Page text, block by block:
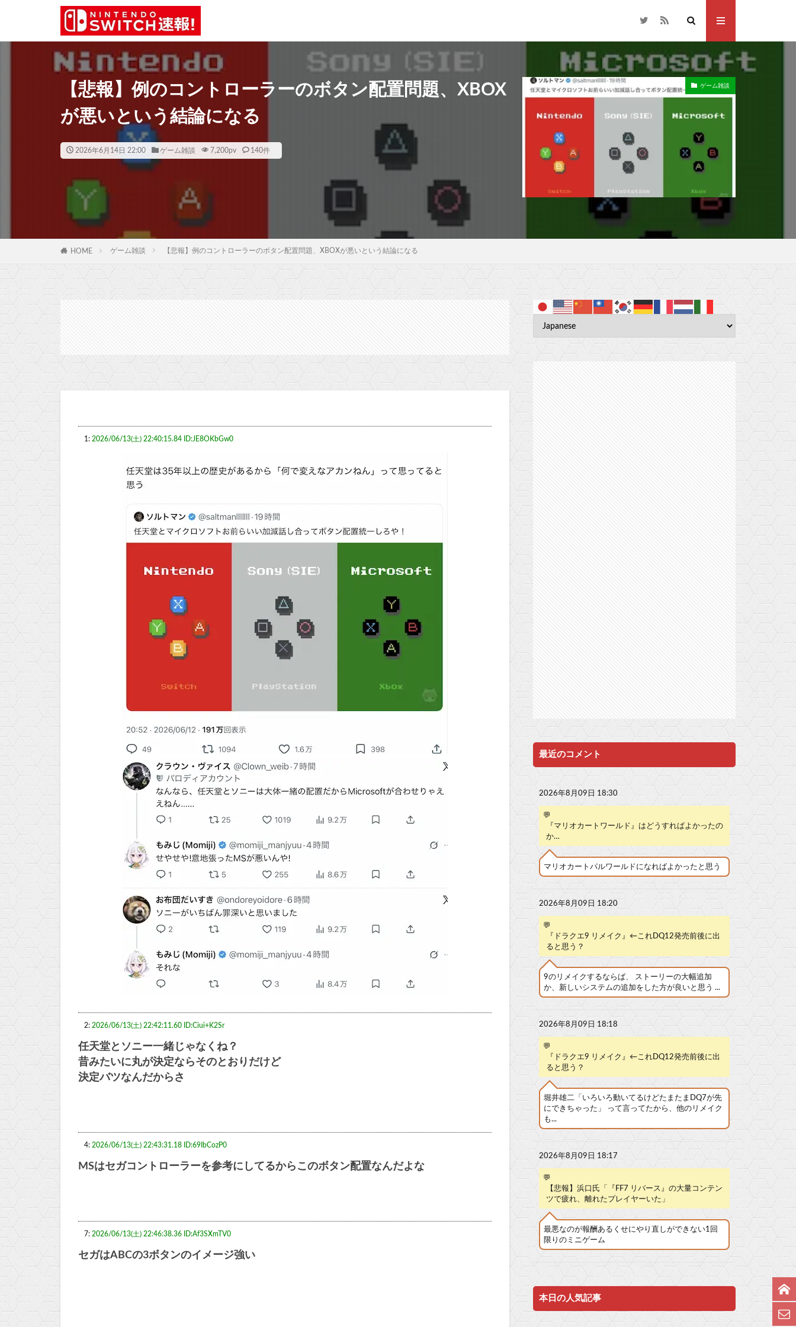
【悲報】例のコントローラーのボタン配置問題、XBOX
が悪いという結論になる
2026年6月14日 22:00 ゲーム雑談 7,200pv 140件
ゲーム雑談
HOME ゲーム雑談 【悲報】例のコントローラーのボタン配置問題、XBOXが悪いという結論になる
1: 2026/06/13(土) 22:40:15.84 ID:JE8OKbGw0
2: 2026/06/13(土) 22:42:11.60 ID:Ciui+K2Sr
任天堂とソニー一緒じゃなくね？
昔みたいに丸が決定ならそのとおりだけど
決定バツなんだからさ
4: 2026/06/13(土) 22:43:31.18 ID:69IbCozP0
MSはセガコントローラーを参考にしてるからこのボタン配置なんだよな
7: 2026/06/13(土) 22:46:38.36 ID:Af3SXmTV0
セガはABCの3ボタンのイメージ強い
最近のコメント
2026年8月09日 18:30
💬
『マリオカートワールド』はどうすればよかったの
か…
マリオカートパルワールドになればよかったと思う
2026年8月09日 18:20
💬
『ドラクエ9 リメイク』←これDQ12発売前後に出
ると思う？
9のリメイクするならば、 ストーリーの大幅追加
か、新しいシステムの追加をした方が良いと思う ...
2026年8月09日 18:18
💬
『ドラクエ9 リメイク』←これDQ12発売前後に出
ると思う？
堀井雄二「いろいろ動いてるけどたまたまDQ7が先
にできちゃった」 って言ってたから、他のリメイク
も...
2026年8月09日 18:17
💬
【悲報】浜口氏「『FF7 リバース』の大量コンテン
ツで疲れ、離れたプレイヤーいた」
最悪なのが報酬あるくせにやり直しができない1回
限りのミニゲーム
本日の人気記事